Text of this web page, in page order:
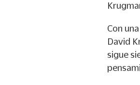
Con
David
sigue